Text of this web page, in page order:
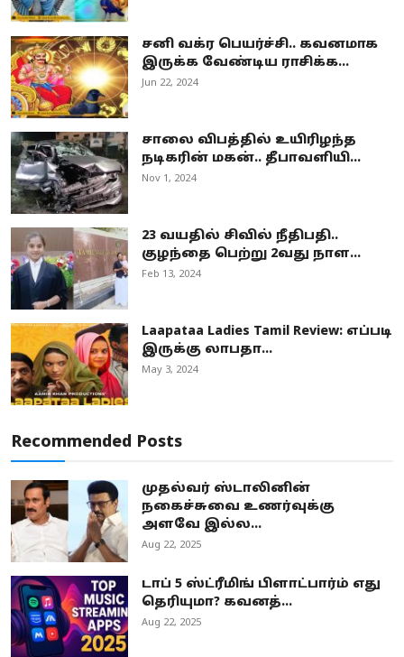
சனி வக்ர பெயர்ச்சி.. கவனமாக
இருக்க வேண்டிய ராசிக்க...
Jun 22, 2024
சாலை விபத்தில் உயிரிழந்த
நடிகரின் மகன்.. தீபாவளியி...
Nov 1, 2024
23 வயதில் சிவில் நீதிபதி..
குழந்தை பெற்று 2வது நாள...
Feb 13, 2024
Laapataa Ladies Tamil Review: எப்படி
இருக்கு லாபதா...
May 3, 2024
Recommended Posts
முதல்வர் ஸ்டாலினின்
நகைச்சுவை உணர்வுக்கு
அளவே இல்ல...
Aug 22, 2025
டாப் 5 ஸ்ட்ரீமிங் பிளாட்பார்ம் எது
தெரியுமா? கவனத்...
Aug 22, 2025